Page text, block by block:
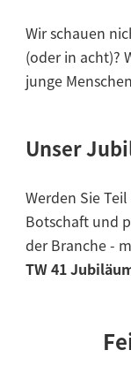
Wir schauen
(oder in acht)?
junge
Unser
Werden Sie
Botschaft und
der Branche -
TW 41